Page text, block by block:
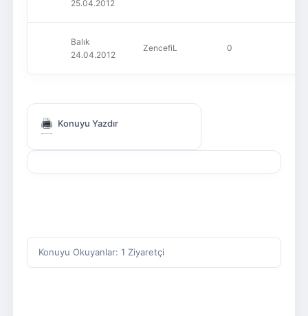
25.04.2012
Balık
24.04.2012
ZencefiL 0
Konuyu Yazdır
Konuyu Okuyanlar: 1 Ziyaretçi